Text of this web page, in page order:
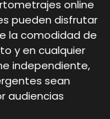
online
pueden disfrutar
la comodidad de
y en cualquier
independiente,
sean
audiencias